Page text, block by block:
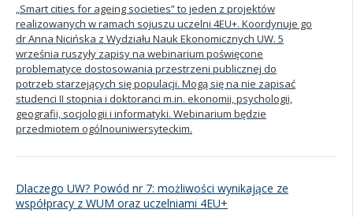
„Smart cities for ageing societies” to jeden z projektów
realizowanych w ramach sojuszu uczelni 4EU+. Koordynuje go
dr Anna Nicińska z Wydziału Nauk Ekonomicznych UW. 5
września ruszyły zapisy na webinarium poświęcone
problematyce dostosowania przestrzeni publicznej do
potrzeb starzejących się populacji. Mogą się na nie zapisać
studenci II stopnia i doktoranci m.in. ekonomii, psychologii,
geografii, socjologii i informatyki. Webinarium będzie
przedmiotem ogólnouniwersyteckim.
Dlaczego UW? Powód nr 7: możliwości wynikające ze
współpracy z WUM oraz uczelniami 4EU+